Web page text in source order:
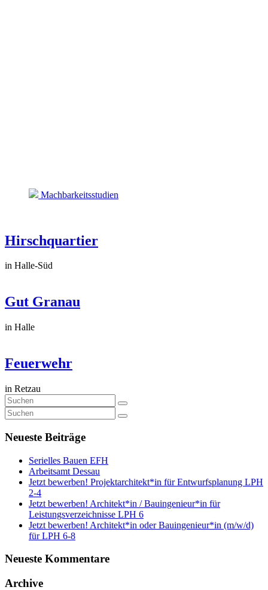
Machbarkeitsstudien
Hirschquartier
in Halle-Süd
Gut Granau
in Halle
Feuerwehr
in Retzau
Neueste Beiträge
Serielles Bauen EFH
Arbeitsamt Dessau
Jetzt bewerben! Projektarchitekt*in für Entwurfsplanung LPH
2-4
Jetzt bewerben! Architekt*in / Bauingenieur*in für
Leistungsverzeichnisse LPH 6
Jetzt bewerben! Architekt*in oder Bauingenieur*in (m/w/d)
für LPH 6-8
Neueste Kommentare
Archive